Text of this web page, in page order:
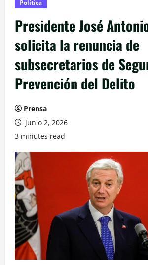
Política
Presidente José
solicita la renuncia de
subsecretarios de
Prevención del Delito
Prensa
junio 2, 2026
3 minutes read